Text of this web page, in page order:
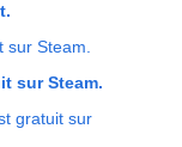
sur Steam.